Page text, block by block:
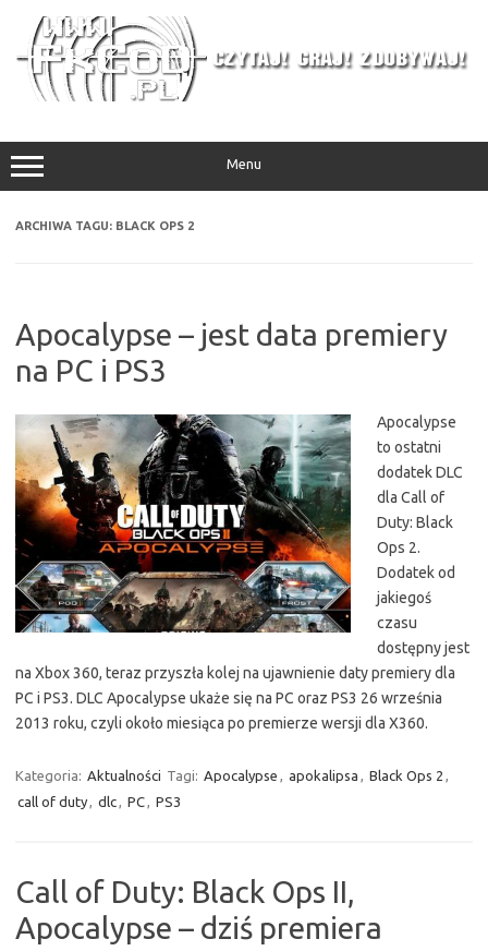
treści
Menu
ARCHIWA TAGU: BLACK OPS 2
Apocalypse – jest data premiery
na PC i PS3
Apocalypse
to ostatni
dodatek DLC
dla Call of
Duty: Black
Ops 2.
Dodatek od
jakiegoś
czasu
dostępny jest
na Xbox 360, teraz przyszła kolej na ujawnienie daty premiery dla
PC i PS3. DLC Apocalypse ukaże się na PC oraz PS3 26 września
2013 roku, czyli około miesiąca po premierze wersji dla X360.
Kategoria: Aktualności Tagi: Apocalypse apokalipsa Black Ops 2
call of duty
dlc PC PS3
Call of Duty: Black Ops II,
Apocalypse – dziś premiera